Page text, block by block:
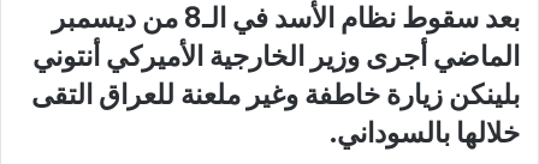
بعد سقوط نظام الأسد في الـ8 من ديسمبر
الماضي أجرى وزير الخارجية الأميركي أنتوني
بلينكن زيارة خاطفة وغير ملعنة للعراق التقى
خلالها بالسوداني.